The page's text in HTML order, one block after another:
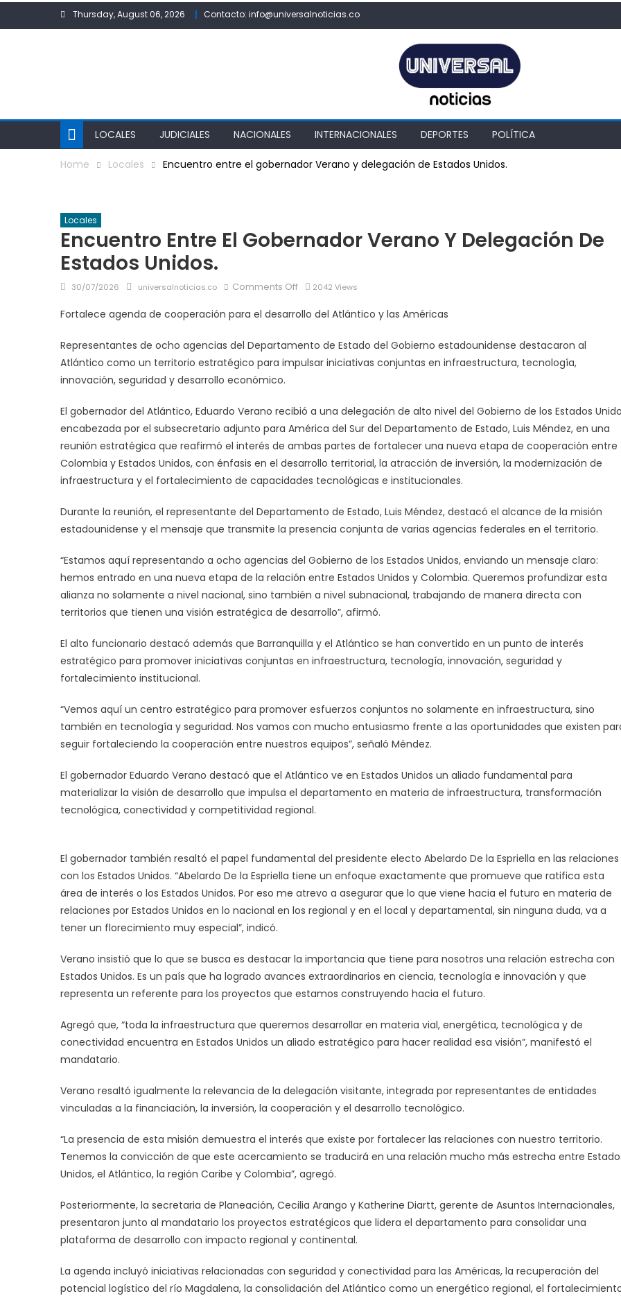
Thursday, August 06, 2026 Contacto: info@universalnoticias.co
LOCALES JUDICIALES NACIONALES INTERNACIONALES DEPORTES POLÍTICA
Home Locales Encuentro entre el gobernador Verano y delegación de Estados Unidos.
Locales
Encuentro Entre El Gobernador Verano Y Delegación De
Estados Unidos.
Posted
30/07/2026 Author
universalnoticias.co Comments Offon
entre
gobernador
Verano
de
Estados
Unidos.
2042 Views
Fortalece agenda de cooperación para el desarrollo del Atlántico y las Américas
Representantes de ocho agencias del Departamento de Estado del Gobierno estadounidense destacaron al
Atlántico como un territorio estratégico para impulsar iniciativas conjuntas en infraestructura, tecnología,
innovación, seguridad y desarrollo económico.
El gobernador del Atlántico, Eduardo Verano recibió a una delegación de alto nivel del Gobierno de los Estados
encabezada por el subsecretario adjunto para América del Sur del Departamento de Estado, Luis Méndez, en una
reunión estratégica que reafirmó el interés de ambas partes de fortalecer una nueva etapa de cooperación entre
Colombia y Estados Unidos, con énfasis en el desarrollo territorial, la atracción de inversión, la modernización de
infraestructura y el fortalecimiento de capacidades tecnológicas e institucionales.
Durante la reunión, el representante del Departamento de Estado, Luis Méndez, destacó el alcance de la misión
estadounidense y el mensaje que transmite la presencia conjunta de varias agencias federales en el territorio.
“Estamos aquí representando a ocho agencias del Gobierno de los Estados Unidos, enviando un mensaje claro:
hemos entrado en una nueva etapa de la relación entre Estados Unidos y Colombia. Queremos profundizar esta
alianza no solamente a nivel nacional, sino también a nivel subnacional, trabajando de manera directa con
territorios que tienen una visión estratégica de desarrollo”, afirmó.
El alto funcionario destacó además que Barranquilla y el Atlántico se han convertido en un punto de interés
estratégico para promover iniciativas conjuntas en infraestructura, tecnología, innovación, seguridad y
fortalecimiento institucional.
“Vemos aquí un centro estratégico para promover esfuerzos conjuntos no solamente en infraestructura, sino
también en tecnología y seguridad. Nos vamos con mucho entusiasmo frente a las oportunidades que existen
seguir fortaleciendo la cooperación entre nuestros equipos”, señaló Méndez.
El gobernador Eduardo Verano destacó que el Atlántico ve en Estados Unidos un aliado fundamental para
materializar la visión de desarrollo que impulsa el departamento en materia de infraestructura, transformación
tecnológica, conectividad y competitividad regional.
El gobernador también resaltó el papel fundamental del presidente electo Abelardo De la Espriella en las relaciones
con los Estados Unidos. “Abelardo De la Espriella tiene un enfoque exactamente que promueve que ratifica esta
área de interés o los Estados Unidos. Por eso me atrevo a asegurar que lo que viene hacia el futuro en materia de
relaciones por Estados Unidos en lo nacional en los regional y en el local y departamental, sin ninguna duda, va a
tener un florecimiento muy especial”, indicó.
Verano insistió que lo que se busca es destacar la importancia que tiene para nosotros una relación estrecha con
Estados Unidos. Es un país que ha logrado avances extraordinarios en ciencia, tecnología e innovación y que
representa un referente para los proyectos que estamos construyendo hacia el futuro.
Agregó que, “toda la infraestructura que queremos desarrollar en materia vial, energética, tecnológica y de
conectividad encuentra en Estados Unidos un aliado estratégico para hacer realidad esa visión”, manifestó el
mandatario.
Verano resaltó igualmente la relevancia de la delegación visitante, integrada por representantes de entidades
vinculadas a la financiación, la inversión, la cooperación y el desarrollo tecnológico.
“La presencia de esta misión demuestra el interés que existe por fortalecer las relaciones con nuestro territorio.
Tenemos la convicción de que este acercamiento se traducirá en una relación mucho más estrecha entre
Unidos, el Atlántico, la región Caribe y Colombia”, agregó.
Posteriormente, la secretaria de Planeación, Cecilia Arango y Katherine Diartt, gerente de Asuntos Internacionales,
presentaron junto al mandatario los proyectos estratégicos que lidera el departamento para consolidar una
plataforma de desarrollo con impacto regional y continental.
La agenda incluyó iniciativas relacionadas con seguridad y conectividad para las Américas, la recuperación del
potencial logístico del río Magdalena, la consolidación del Atlántico como un energético regional, el